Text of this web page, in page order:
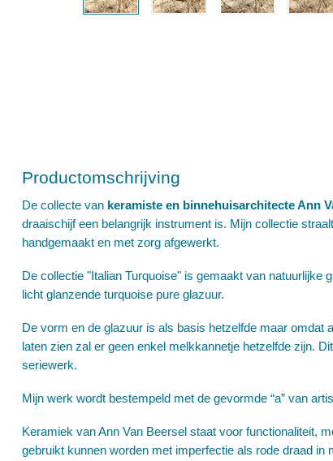
Productomschrijving
De collecte van keramiste en binnehuisarchitecte Ann
draaischijf een belangrijk instrument is. Mijn collectie
handgemaakt en met zorg afgewerkt.
De collectie "Italian Turquoise" is gemaakt van natuurlijke
licht glanzende turquoise pure glazuur.
De vorm en de glazuur is als basis hetzelfde maar omdat
laten zien zal er geen enkel melkkannetje hetzelfde zijn.
seriewerk.
Mijn werk wordt bestempeld met de gevormde “a” van
Keramiek van Ann Van Beersel staat voor functionaliteit,
gebruikt kunnen worden met imperfectie als rode draad